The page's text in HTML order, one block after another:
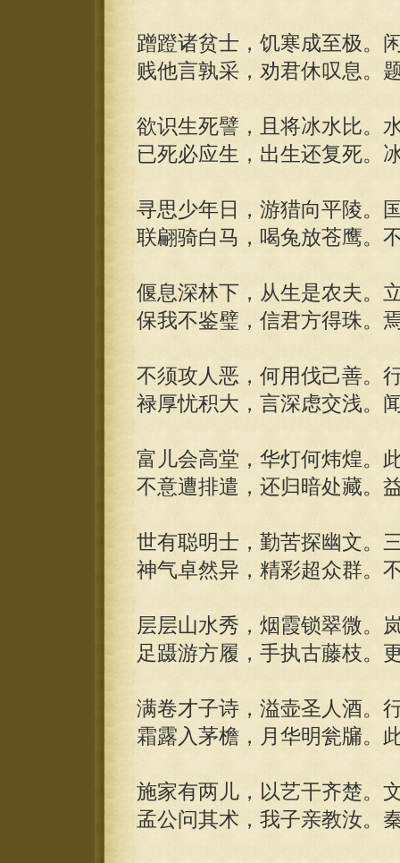
蹭蹬诸贫士，饥寒成至极。
贱他言孰采，劝君休叹息。
欲识生死譬，且将冰水比。
已死必应生，出生还复死。
寻思少年日，游猎向平陵。
联翩骑白马，喝兔放苍鹰。
偃息深林下，从生是农夫。
保我不鉴璧，信君方得珠。
不须攻人恶，何用伐己善。
禄厚忧积大，言深虑交浅。
富儿会高堂，华灯何炜煌。
不意遭排遣，还归暗处藏。
世有聪明士，勤苦探幽文。
神气卓然异，精彩超众群。
层层山水秀，烟霞锁翠微。
足蹑游方履，手执古藤枝。
满卷才子诗，溢壶圣人酒。
霜露入茅檐，月华明瓮牖。
施家有两儿，以艺干齐楚。
孟公问其术，我子亲教汝。